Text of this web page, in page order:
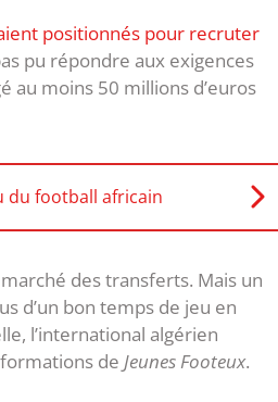
positionnés pour recruter
pu répondre aux exigences
au moins 50 millions d’euros
du football africain
des transferts. Mais un
d’un bon temps de jeu en
l’international algérien
de Jeunes Footeux.